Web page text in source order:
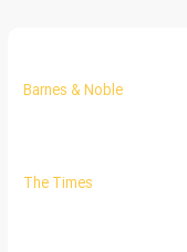
Barnes & Noble
The Times